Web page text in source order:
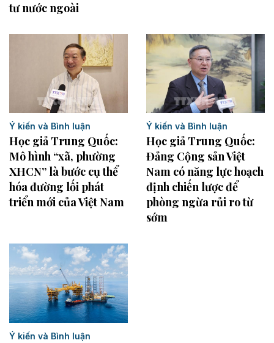
tư nước ngoài
Ý kiến và Bình luận
Học giả Trung Quốc:
Mô hình “xã, phường
XHCN” là bước cụ thể
hóa đường lối phát
triển mới của Việt Nam
Ý kiến và Bình luận
Học giả Trung Quốc:
Đảng Cộng sản Việt
Nam có năng lực hoạch
định chiến lược để
phòng ngừa rủi ro từ
sớm
Ý kiến và Bình luận